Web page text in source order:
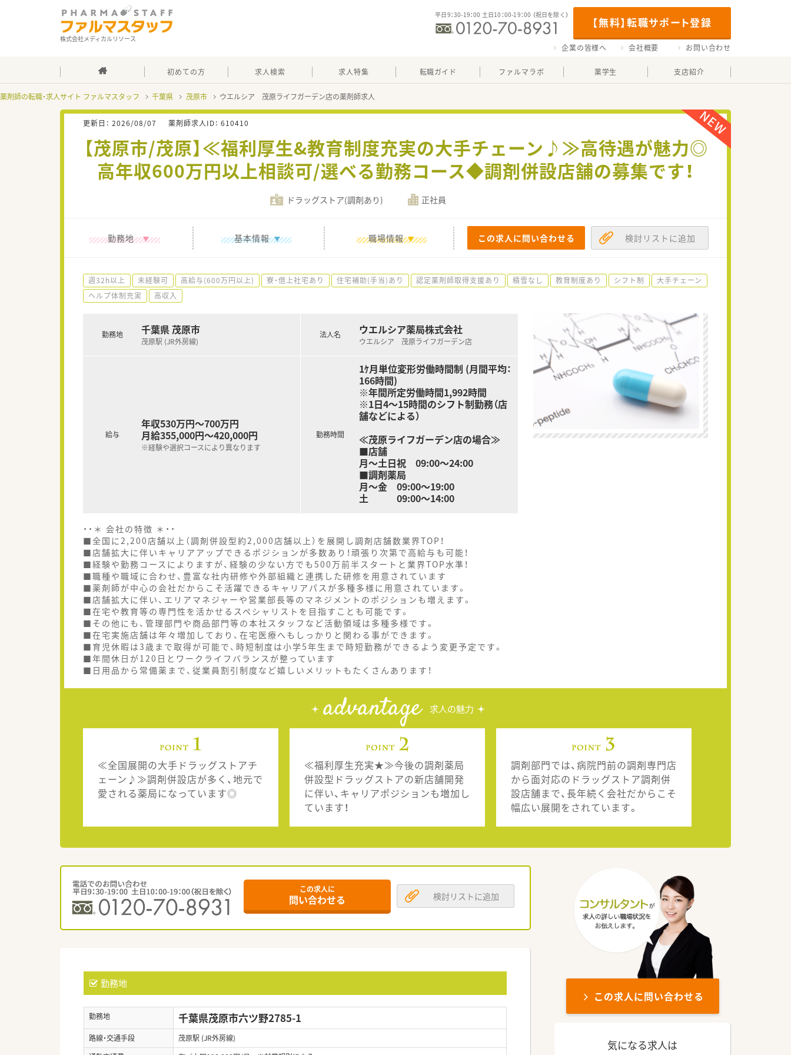
株式会社メディカルリソース
【無料】転職サポート登録
平日9：30-19：00 土日10：00-19：00 （祝日を除く）
企業の皆様へ 会社概要 お問い合わせ
初めての方 求人検索 求人特集 転職ガイド ファルマラボ 薬学生 支店紹介
薬剤師の転職・求人サイト ファルマスタッフ 千葉県 茂原市 ウエルシア 茂原ライフガーデン店の薬剤師求人
更新日： 2026/08/07 薬剤師求人ID： 610410
【茂原市/茂原】≪福利厚生&教育制度充実の大手チェーン♪≫高待遇が魅力◎
高年収600万円以上相談可/選べる勤務コース◆調剤併設店舗の募集です！
ドラッグストア(調剤あり) 正社員
勤務地 基本情報 職場情報 この求人に問い合わせる 検討リストに追加
週32h以上 未経験可 高給与(600万円以上) 寮・借上社宅あり 住宅補助(手当)あり 認定薬剤師取得支援あり 積雪なし 教育制度あり シフト制
大手チェーン
ヘルプ体制充実
高収入
勤務地 千葉県 茂原市
茂原駅 (JR外房線)
給与
年収530万円～700万円
月給355,000円～420,000円
※経験や選択コースにより異なります
法人名 ウエルシア薬局株式会社
ウエルシア 茂原ライフガーデン店
勤務時間
1ｹ月単位変形労働時間制 (月間平均：
166時間)
※年間所定労働時間1,992時間
※1日4～15時間のシフト制勤務（店
舗などによる）
≪茂原ライフガーデン店の場合≫
■店舗
月～土日祝 09:00〜24:00
■調剤薬局
月～金 09:00〜19:00
土 09:00〜14:00
・・＊ 会社の特徴 ＊・・
■全国に2,200店舗以上（調剤併設型約2,000店舗以上）を展開し調剤店舗数業界TOP！
■店舗拡大に伴いキャリアアップできるポジションが多数あり！頑張り次第で高給与も可能！
■経験や勤務コースによりますが、経験の少ない方でも500万前半スタートと業界TOP水準！
■職種や職域に合わせ、豊富な社内研修や外部組織と連携した研修を用意されています
■薬剤師が中心の会社だからこそ活躍できるキャリアパスが多種多様に用意されています。
■店舗拡大に伴い、エリアマネジャーや営業部長等のマネジメントのポジションも増えます。
■在宅や教育等の専門性を活かせるスペシャリストを目指すことも可能です。
■その他にも、管理部門や商品部門等の本社スタッフなど活動領域は多種多様です。
■在宅実施店舗は年々増加しており、在宅医療へもしっかりと関わる事ができます。
■育児休暇は3歳まで取得が可能で、時短制度は小学5年生まで時短勤務ができるよう変更予定です。
■年間休日が120日とワークライフバランスが整っています
■日用品から常備薬まで、従業員割引制度など嬉しいメリットもたくさんあります！
advantage 求人の魅力
≪全国展開の大手ドラッグストアチ
ェーン♪≫調剤併設店が多く、地元で
愛される薬局になっています◎
≪福利厚生充実★≫今後の調剤薬局
併設型ドラッグストアの新店舗開発
に伴い、キャリアポジションも増加し
ています！
調剤部門では、病院門前の調剤専門店
から面対応のドラッグストア調剤併
設店舗まで、長年続く会社だからこそ
幅広い展開をされています。
この求人に
問い合わせる 検討リストに追加
勤務地
勤務地 千葉県茂原市六ツ野2785-1
路線・交通手段
茂原駅 (JR外房線)
この求人に問い合わせる
気になる求人は